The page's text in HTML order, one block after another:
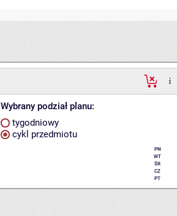
Wybrany podział planu:
tygodniowy
cykl przedmiotu
PN
WT
ŚR
CZ
PT